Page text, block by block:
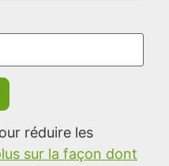
réduire les
sur la façon dont